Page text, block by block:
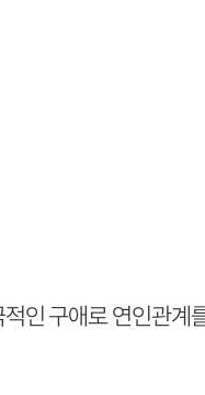
인 구애로 연인관계